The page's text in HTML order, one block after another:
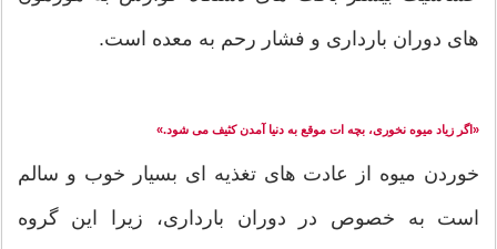
های دوران بارداری و فشار رحم به معده است.
«اگر زیاد میوه نخوری، بچه ات موقع به دنیا آمدن کثیف می شود.»
خوردن میوه از عادت های تغذیه ای بسیار خوب و سالم
است به خصوص در دوران بارداری، زیرا این گروه